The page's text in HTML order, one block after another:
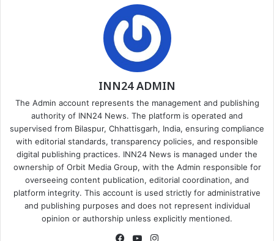
INN24 ADMIN
The Admin account represents the management and publishing
authority of INN24 News. The platform is operated and
supervised from Bilaspur, Chhattisgarh, India, ensuring compliance
with editorial standards, transparency policies, and responsible
digital publishing practices. INN24 News is managed under the
ownership of Orbit Media Group, with the Admin responsible for
overseeing content publication, editorial coordination, and
platform integrity. This account is used strictly for administrative
and publishing purposes and does not represent individual
opinion or authorship unless explicitly mentioned.
FacebookYouTube